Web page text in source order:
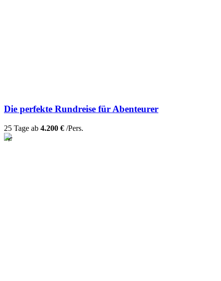
Die perfekte Rundreise für Abenteurer
25 Tage ab 4.200 € /Pers.